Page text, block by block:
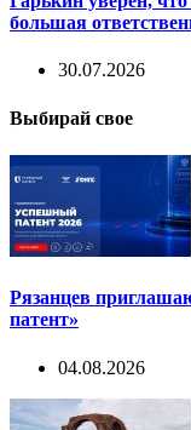
большая
30.07.2026
Выбирай свое
Рязанцев
патент»
04.08.2026